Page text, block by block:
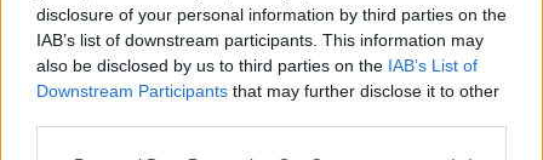
disclosure of your personal information by third parties on the
IAB’s list of downstream participants. This information may
also be disclosed by us to third parties on the IAB’s List of
Downstream Participants that may further disclose it to other
AUTORE
Francesca Lombardi
Francesca Lombardi, fiorentina, prese appunti
tecnici dal primo box di un circuito toscano e